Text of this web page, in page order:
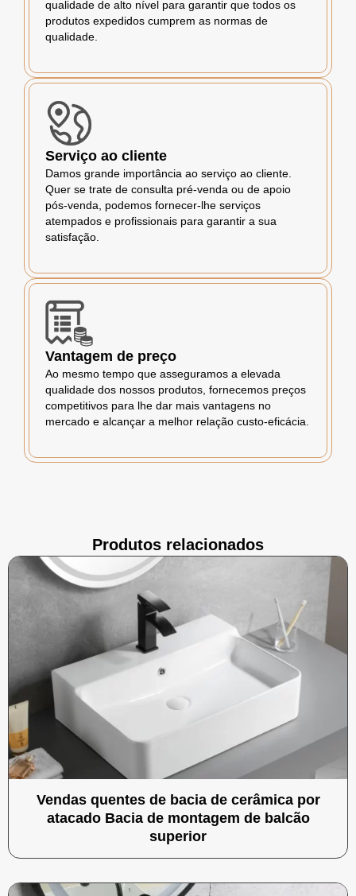
qualidade de alto nível para garantir que todos os
produtos expedidos cumprem as normas de
qualidade.
Serviço ao cliente
Damos grande importância ao serviço ao cliente.
Quer se trate de consulta pré-venda ou de apoio
pós-venda, podemos fornecer-lhe serviços
atempados e profissionais para garantir a sua
satisfação.
Vantagem de preço
Ao mesmo tempo que asseguramos a elevada
qualidade dos nossos produtos, fornecemos preços
competitivos para lhe dar mais vantagens no
mercado e alcançar a melhor relação custo-eficácia.
Produtos relacionados
Vendas quentes de bacia de cerâmica por
atacado Bacia de montagem de balcão
superior